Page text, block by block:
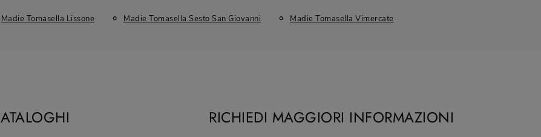
Madie Tomasella Lissone Madie Tomasella Sesto San Giovanni Madie Tomasella Vimercate
RICHIEDI MAGGIORI INFORMAZIONI